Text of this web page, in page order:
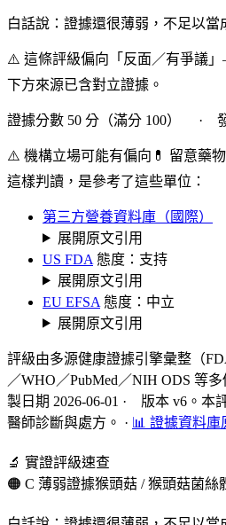
白話說：證據還很薄弱，不足以當
⚠️ 這條評級偏向「反面／有爭議
下方來源已含對立證據。
證據分數 50 分（滿分 100） ·
⚠️ 機構立場可能有偏向 💊 留意藥
這樣判讀，是參考了這些單位：
第三方營養資料庫（國際）
展開原文引用
US FDA 態度：支持
展開原文引用
EU EFSA 態度：中立
展開原文引用
評級由多源健康證據引擎彙整（
／WHO／PubMed／NIH ODS 等
製日期 2026-06-01 · 版本 v6。本
醫師診斷與處方。 · 📊 證據資料庫
🔬 實證評級速查
🟠 C 薄弱證據猴頭菇 / 猴頭菇菌絲